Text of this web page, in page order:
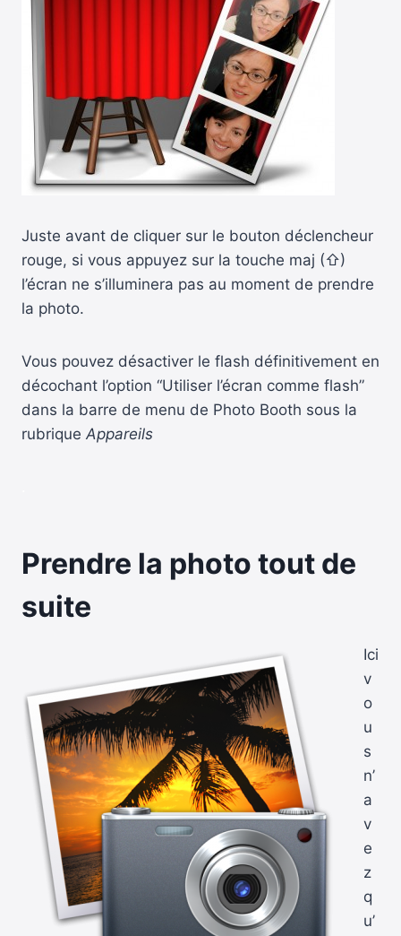
Juste avant de cliquer sur le bouton déclencheur
rouge, si vous appuyez sur la touche maj (⇧)
l’écran ne s’illuminera pas au moment de prendre
la photo.
Vous pouvez désactiver le flash définitivement en
décochant l’option “Utiliser l’écran comme flash”
dans la barre de menu de Photo Booth sous la
rubrique Appareils
Prendre la photo tout de
suite
Ici
v
o
u
s
n’
a
v
e
z
q
u’